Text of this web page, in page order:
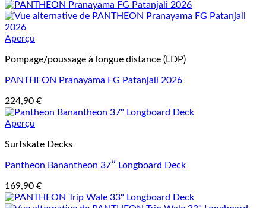
Aperçu
Pompage/poussage à longue distance (LDP)
PANTHEON Pranayama FG Patanjali 2026
224,90 €
Aperçu
Surfskate Decks
Pantheon Banantheon 37″ Longboard Deck
169,90 €